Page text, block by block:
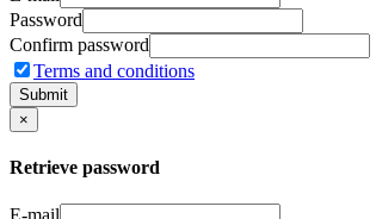
Password
Confirm password
Terms and conditions
Submit
×
Retrieve password
E-mail